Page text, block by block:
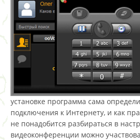
установке программа сама
подключения к Интернету, и как
не понадобится разбираться в
видеоконференции можно